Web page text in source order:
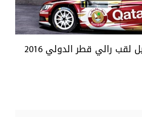
رالي قطر الدولي 2016